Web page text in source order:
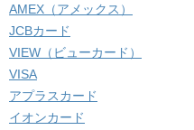
AMEX（アメックス）
JCBカード
VIEW（ビューカード）
VISA
アプラスカード
イオンカード